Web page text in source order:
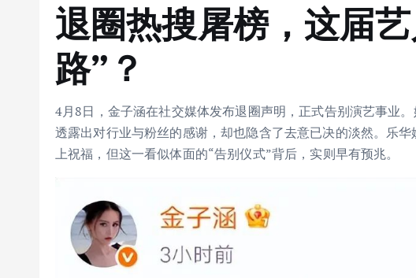
退圈热搜屠榜，这届
路”？
4月8日，金子涵在社交媒体发布退圈声明，正式告别演艺事业
透露出对行业与粉丝的感谢，却也隐含了去意已决的淡然。乐
上祝福，但这一看似体面的“告别仪式”背后，实则早有预兆。